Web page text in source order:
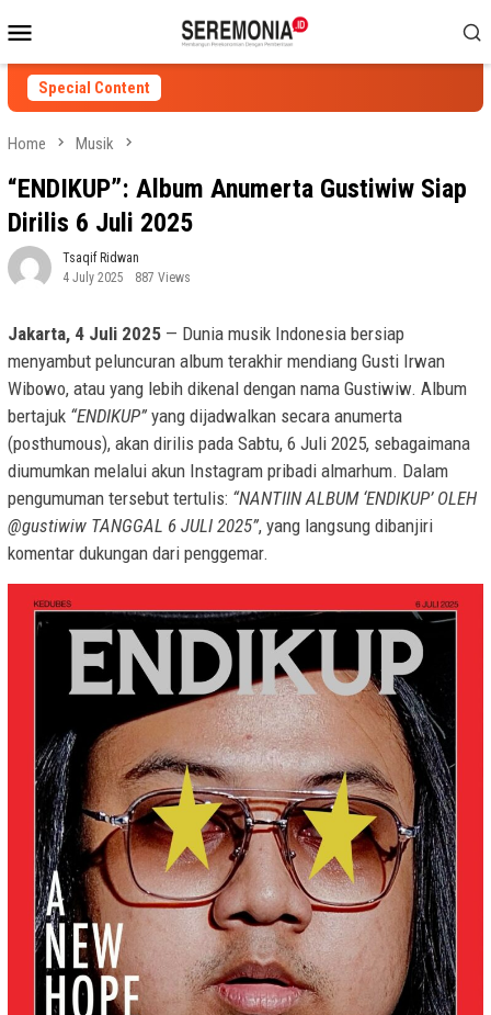
to
contentMenu
Special Content
Home Musik
“ENDIKUP”: Album Anumerta Gustiwiw Siap
Dirilis 6 Juli 2025
Tsaqif Ridwan
4 July 2025
887 Views
Jakarta, 4 Juli 2025 — Dunia musik Indonesia bersiap
menyambut peluncuran album terakhir mendiang Gusti Irwan
Wibowo, atau yang lebih dikenal dengan nama Gustiwiw. Album
bertajuk “ENDIKUP” yang dijadwalkan secara anumerta
(posthumous), akan dirilis pada Sabtu, 6 Juli 2025, sebagaimana
diumumkan melalui akun Instagram pribadi almarhum. Dalam
pengumuman tersebut tertulis: “NANTIIN ALBUM ‘ENDIKUP’ OLEH
@gustiwiw TANGGAL 6 JULI 2025”, yang langsung dibanjiri
komentar dukungan dari penggemar.